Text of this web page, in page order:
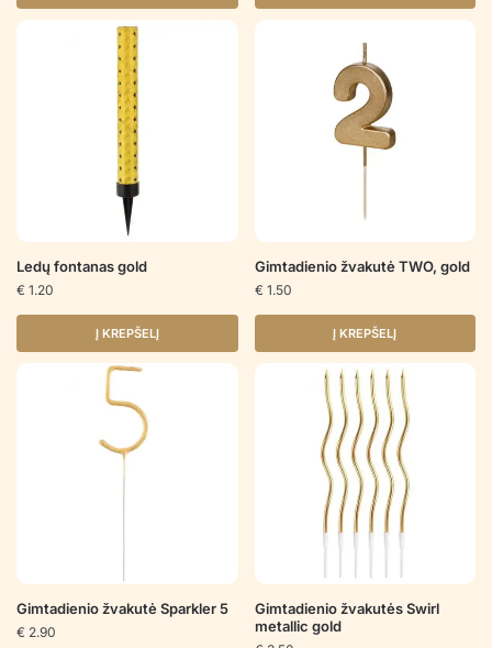
Ledų fontanas gold
€ 1.20
Į KREPŠELĮ
Gimtadienio žvakutė TWO, gold
€ 1.50
Į KREPŠELĮ
Gimtadienio žvakutė Sparkler 5
€ 2.90
Gimtadienio žvakutės Swirl
metallic gold